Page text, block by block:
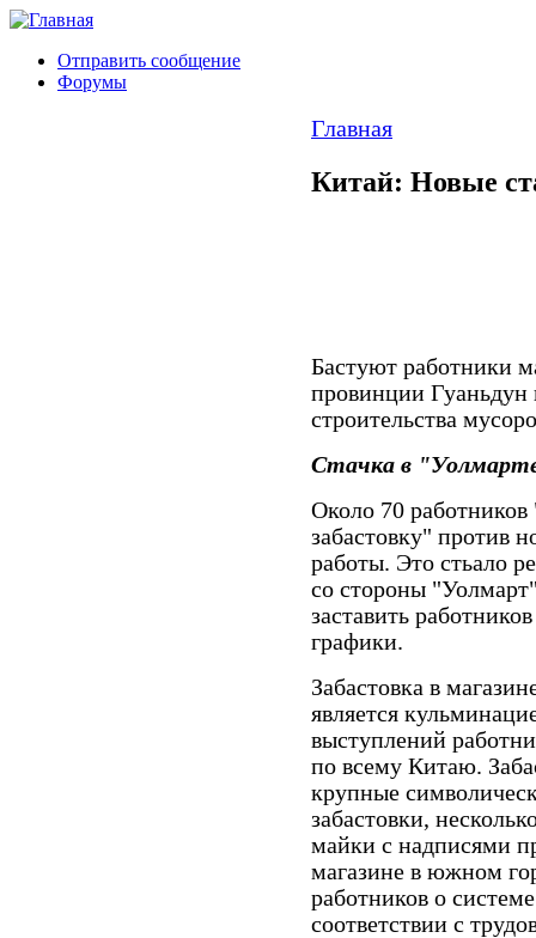
Отправить сообщение
Форумы
Главная
Китай: Новые
Бастуют работники
провинции Гуаньдун
строительства
Стачка в
Около 70
забастовку" против
работы. Это стьало
со стороны
заставить
графики.
Забастовка в
является
выступлений
по всему Китаю.
крупные
забастовки,
майки с надписями
магазине в южном
работников о
соответствии с